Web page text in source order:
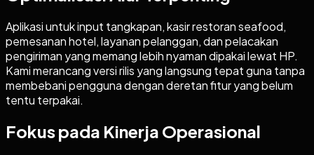
Aplikasi untuk input tangkapan, kasir restoran seafood,
pemesanan hotel, layanan pelanggan, dan pelacakan
pengiriman yang memang lebih nyaman dipakai lewat HP.
Kami merancang versi rilis yang langsung tepat guna tanpa
membebani pengguna dengan deretan fitur yang belum
tentu terpakai.
Fokus pada Kinerja Operasional